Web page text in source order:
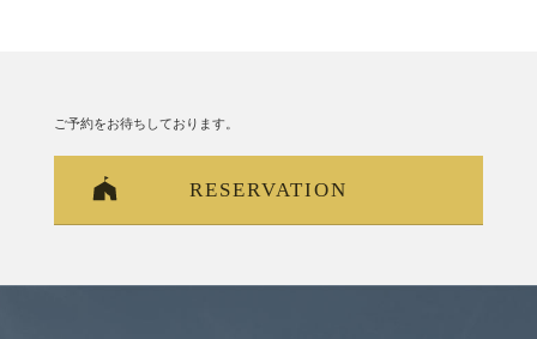
ご予約をお待ちしております。
RESERVATION